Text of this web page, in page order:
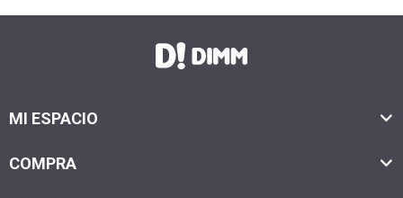
MI ESPACIO
COMPRA